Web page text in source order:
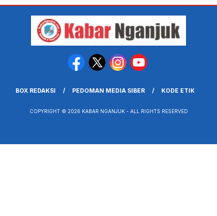
BOX REDAKSI PEDOMAN MEDIA SIBER KODE ETIK
COPYRIGHT © 2026 KABAR NGANJUK - ALL RIGHTS RESERVED